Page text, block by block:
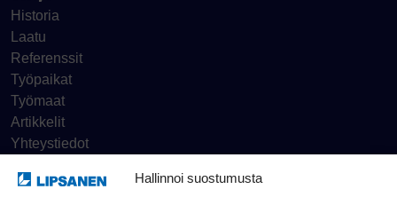
Hallinnoi suostumusta
Historia
Laatu
Referenssit
Työpaikat
Työmaat
Artikkelit
Yhteystiedot